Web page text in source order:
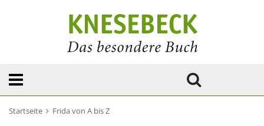
Startseite Frida von A bis Z